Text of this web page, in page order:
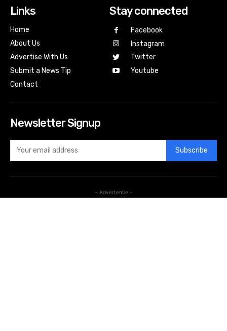
Links
Home
About Us
Advertise With Us
Submit a News Tip
Contact
Stay connected
Facebook
Instagram
Twitter
Youtube
Newsletter Signup
Subscribe
- Advertentie -